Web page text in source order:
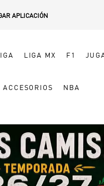
APLICACIÓN
LIGA MX F1
ACCESORIOS NBA